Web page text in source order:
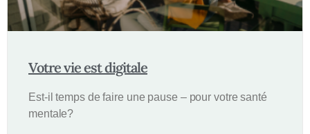
Votre vie est digitale
Est-il temps de faire une pause – pour votre santé
mentale?